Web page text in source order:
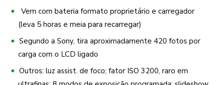
Vem com bateria formato proprietário e carregador
(leva 5 horas e meia para recarregar)
Segundo a Sony, tira aproximadamente 420 fotos por
carga com o LCD ligado
Outros: luz assist. de foco; fator ISO 3200, raro em